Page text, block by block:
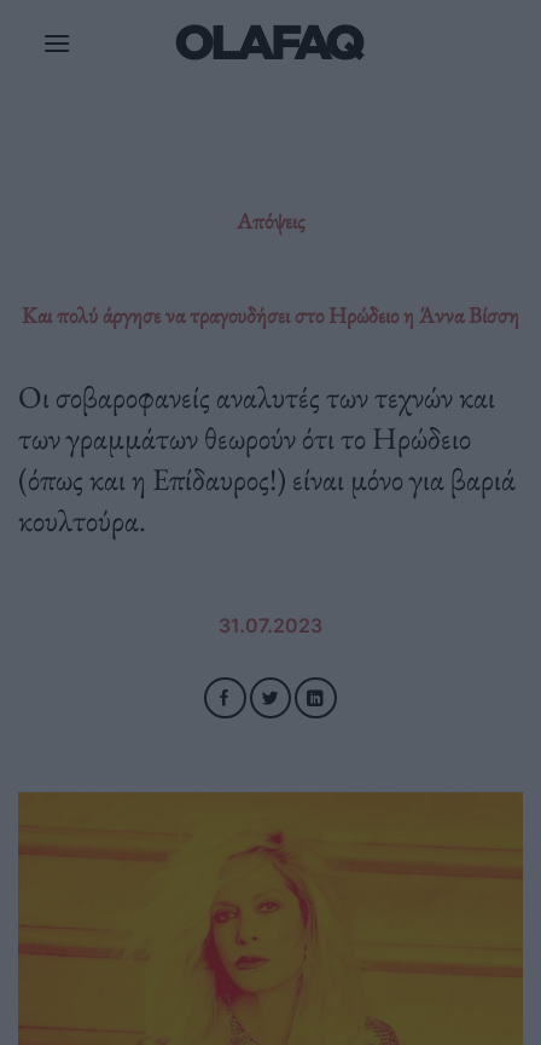
Απόψεις
Και πολύ άργησε να τραγουδήσει στο Ηρώδειο η Άννα Βίσση
Οι σοβαροφανείς αναλυτές των τεχνών και
των γραμμάτων θεωρούν ότι το Ηρώδειο
(όπως και η Επίδαυρος!) είναι μόνο για βαριά
κουλτούρα.
31.07.2023